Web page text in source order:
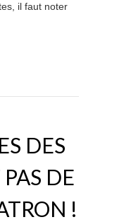
il faut noter
DES
DE
!